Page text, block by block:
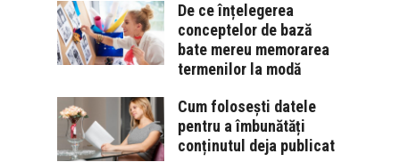
De ce înțelegerea
conceptelor de bază
bate mereu memorarea
termenilor la modă
Cum folosești datele
pentru a îmbunătăți
conținutul deja publicat